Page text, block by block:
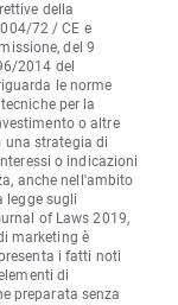
della
72 / CE e
del 9
2014 del
le norme
per la
o altre
una strategia di
o indicazioni
anche nell'ambito
legge sugli
of Laws 2019,
marketing è
i fatti noti
di
preparata senza